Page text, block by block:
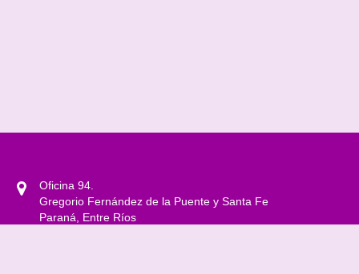
Oficina 94.
Gregorio Fernández de la Puente y Santa Fe
Paraná, Entre Ríos